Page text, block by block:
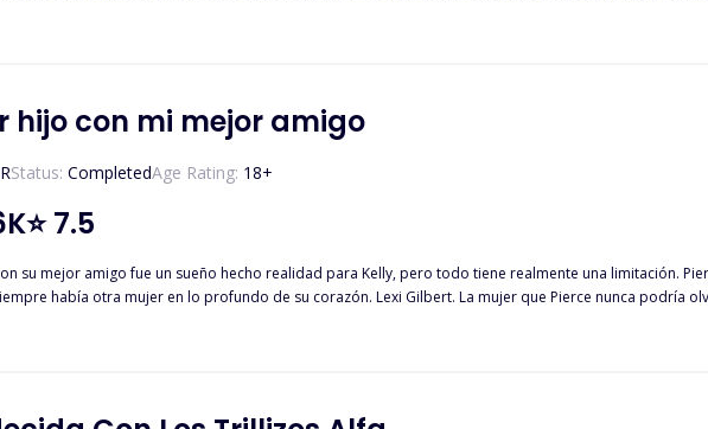
los hombres privilegiados, en especial a Killian Black, un multimillonario particularmente atractivo e
hijo con mi mejor amigo
Status: CompletedAge Rating: 18+
⭐7.5
su mejor amigo fue un sueño hecho realidad para Kelly, pero todo tiene realmente una limitación.
había otra mujer en lo profundo de su corazón. Lexi Gilbert. La mujer que Pierce nunca podría
dio cuenta de que su feliz matrimonio de los últimos tres años era solo un hermoso sueño cuando